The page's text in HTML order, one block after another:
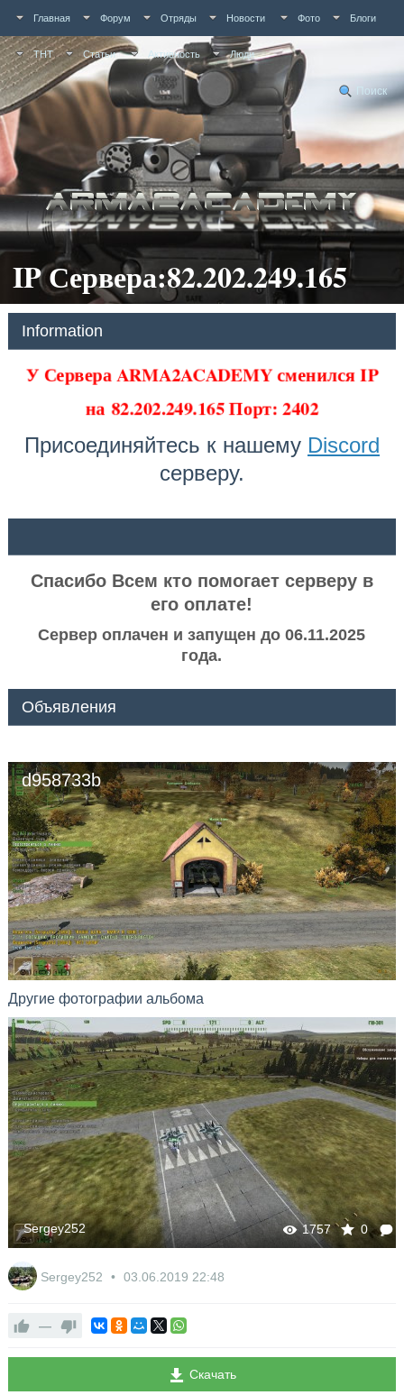
Главная Форум Отряды Новости Фото Блоги
ТНТ Статьи Активность Люди
Поиск
IP Сервера:82.202.249.165
Information
У Сервера ARMA2ACADEMY сменился IP
на 82.202.249.165 Порт: 2402
Присоединяйтесь к нашему Discord
серверу.
Спасибо Всем кто помогает серверу в
его оплате!
Сервер оплачен и запущен до 06.11.2025
года.
Объявления
d958733b
Другие фотографии альбома
1757 0
Sergey252
Sergey252 03.06.2019 22:48
—
Скачать